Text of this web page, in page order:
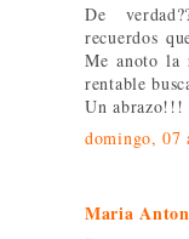
De
recuerdos
Me anoto la
rentable
Un abrazo!!!
domingo, 07
Maria